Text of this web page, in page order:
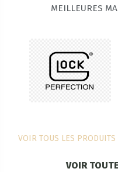
MEILLEURES
VOIR TOUS LES PRODUITS
VOIR